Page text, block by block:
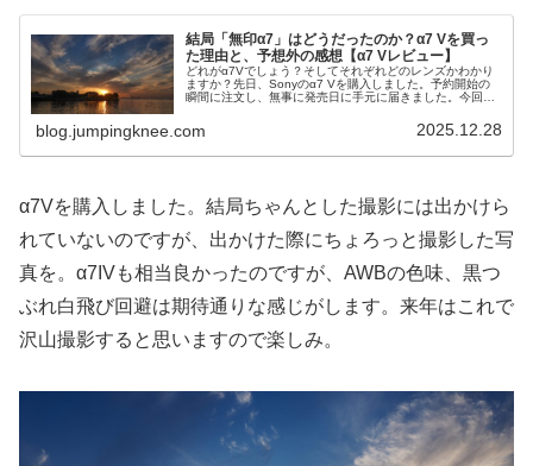
結局「無印α7」はどうだったのか？α7 Vを買っ
た理由と、予想外の感想【α7 Vレビュー】
どれがα7Vでしょう？そしてそれぞれどのレンズかわかり
ますか？先日、Sonyのα7 Vを購入しました。予約開始の
瞬間に注文し、無事に発売日に手元に届きました。今回
blog.jumpingknee.com 2025.12.28
α7Vを購入しました。結局ちゃんとした撮影には出かけら
れていないのですが、出かけた際にちょろっと撮影した写
真を。α7IVも相当良かったのですが、AWBの色味、黒つ
ぶれ白飛び回避は期待通りな感じがします。来年はこれで
沢山撮影すると思いますので楽しみ。